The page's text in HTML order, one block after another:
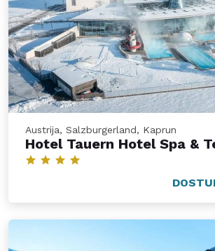
Austrija, Salzburgerland, Kaprun
Hotel Tauern Hotel Spa &